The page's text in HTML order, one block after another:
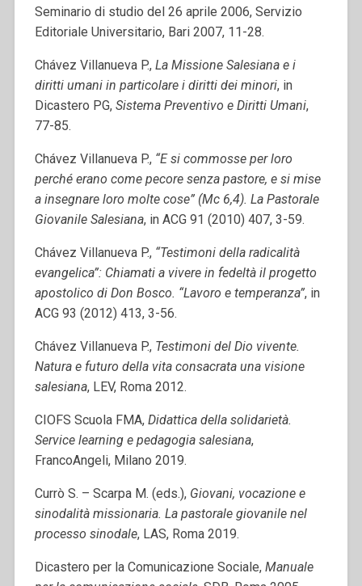
Seminario di studio del 26 aprile 2006, Servizio
Editoriale Universitario, Bari 2007, 11-28.
Chávez Villanueva P., La Missione Salesiana e i
diritti umani in particolare i diritti dei minori, in
Dicastero PG, Sistema Preventivo e Diritti Umani,
77-85.
Chávez Villanueva P., “E si commosse per loro
perché erano come pecore senza pastore, e si mise
a insegnare loro molte cose” (Mc 6,4). La Pastorale
Giovanile Salesiana, in ACG 91 (2010) 407, 3-59.
Chávez Villanueva P., “Testimoni della radicalità
evangelica”: Chiamati a vivere in fedeltà il progetto
apostolico di Don Bosco. “Lavoro e temperanza”, in
ACG 93 (2012) 413, 3-56.
Chávez Villanueva P., Testimoni del Dio vivente.
Natura e futuro della vita consacrata una visione
salesiana, LEV, Roma 2012.
CIOFS Scuola FMA, Didattica della solidarietà.
Service learning e pedagogia salesiana,
FrancoAngeli, Milano 2019.
Currò S. – Scarpa M. (eds.), Giovani, vocazione e
sinodalità missionaria. La pastorale giovanile nel
processo sinodale, LAS, Roma 2019.
Dicastero per la Comunicazione Sociale,Manuale